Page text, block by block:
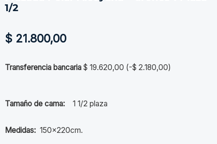
1/2
$ 21.800,00
Transferencia bancaria $ 19.620,00 (-$ 2.180,00)
Tamaño de cama: 1 1/2 plaza
Medidas: 150x220cm.